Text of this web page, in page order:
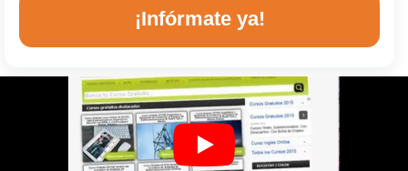
¡Infórmate ya!